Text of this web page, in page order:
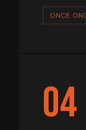
ONCE
04